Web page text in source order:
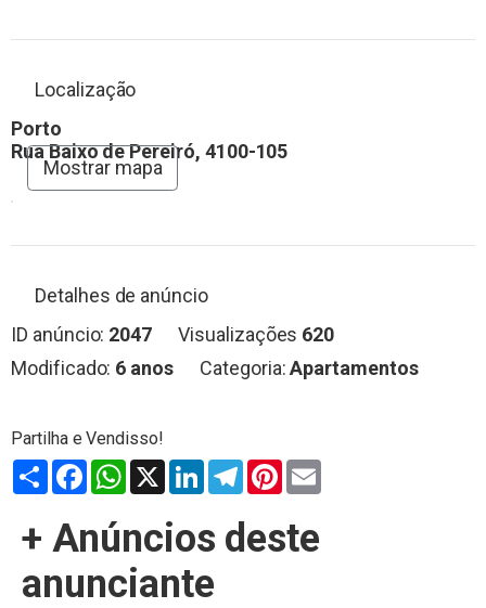
Localização
Porto
Rua Baixo de Pereiró, 4100-105
Mostrar mapa
Detalhes de anúncio
ID anúncio: 2047 Visualizações 620
Modificado: 6 anos Categoria: Apartamentos
PartilharFacebookWhatsApp
X LinkedInTelegram
Pinterest
+ Anúncios deste
anunciante